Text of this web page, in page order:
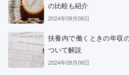
の比較も紹介
2024年09月06日
扶養内で働くときの年収
ついて解説
2024年09月06日